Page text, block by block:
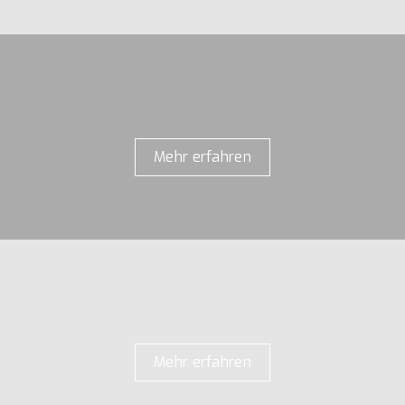
Mehr erfahren
Mehr erfahren